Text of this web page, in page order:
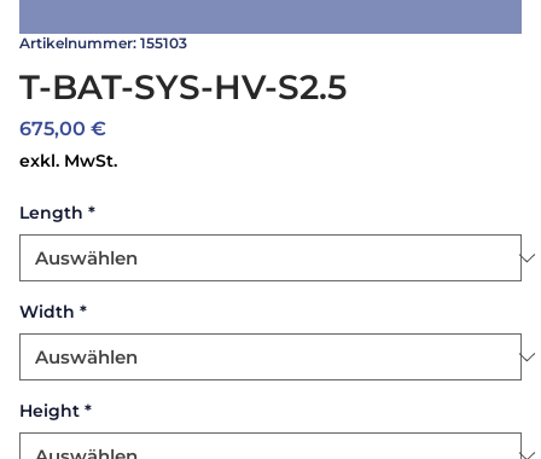
Artikelnummer: 155103
T-BAT-SYS-HV-S2.5
675,00 €Preis
exkl. MwSt.
Length *
Width *
Height *